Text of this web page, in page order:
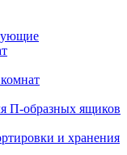
П-образных ящиков
и хранения